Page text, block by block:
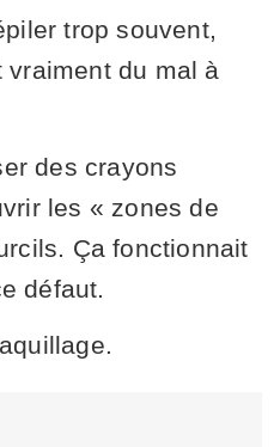
trop souvent,
du mal à
des crayons
les « zones de
Ça fonctionnait
défaut.